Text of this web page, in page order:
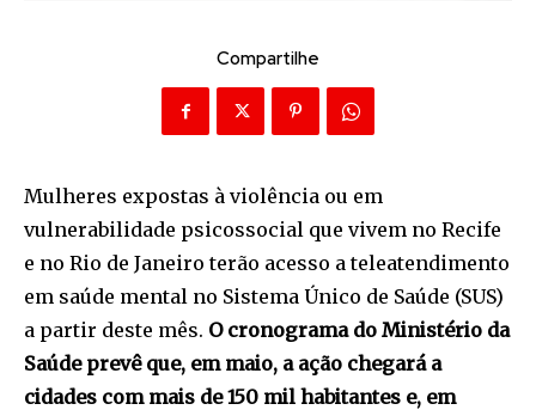
Compartilhe
Mulheres expostas à violência ou em
vulnerabilidade psicossocial que vivem no Recife
e no Rio de Janeiro terão acesso a teleatendimento
em saúde mental no Sistema Único de Saúde (SUS)
a partir deste mês. O cronograma do Ministério da
Saúde prevê que, em maio, a ação chegará a
cidades com mais de 150 mil habitantes e, em